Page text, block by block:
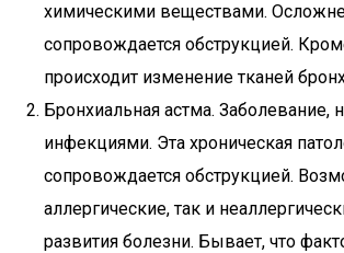
химическими веществами.
сопровождается обструкцией.
происходит изменение тканей
Бронхиальная астма. Заболевание,
инфекциями. Эта хроническая
сопровождается обструкцией.
аллергические, так и
развития болезни. Бывает, что